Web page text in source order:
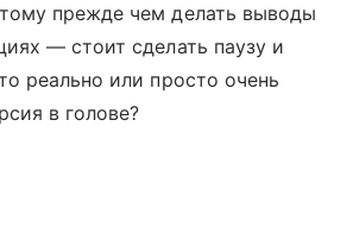
прежде чем делать выводы
— стоит сделать паузу и
реально или просто очень
в голове?